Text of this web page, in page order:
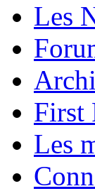
Les
First
Les